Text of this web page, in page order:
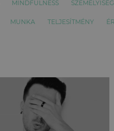
MINDFULNESS SZEMÉLYISÉG
MUNKA TELJESÍTMÉNY